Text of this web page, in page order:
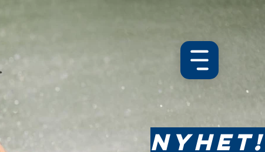
ㅤNYHET!ㅤ